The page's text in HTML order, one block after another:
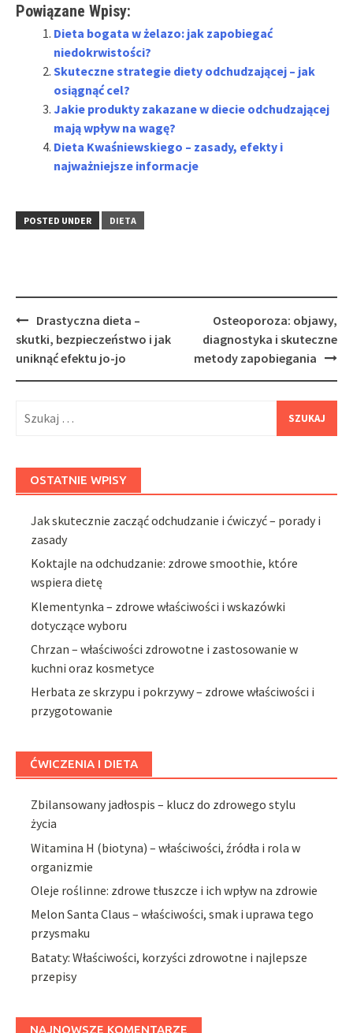
Powiązane Wpisy:
Dieta bogata w żelazo: jak zapobiegać
niedokrwistości?
Skuteczne strategie diety odchudzającej – jak
osiągnąć cel?
Jakie produkty zakazane w diecie odchudzającej
mają wpływ na wagę?
Dieta Kwaśniewskiego – zasady, efekty i
najważniejsze informacje
POSTED UNDER DIETA
Post
navigation
Drastyczna dieta –
skutki, bezpieczeństwo i jak
uniknąć efektu jo-jo
Osteoporoza: objawy,
diagnostyka i skuteczne
metody zapobiegania
OSTATNIE WPISY
Jak skutecznie zacząć odchudzanie i ćwiczyć – porady i
zasady
Koktajle na odchudzanie: zdrowe smoothie, które
wspiera dietę
Klementynka – zdrowe właściwości i wskazówki
dotyczące wyboru
Chrzan – właściwości zdrowotne i zastosowanie w
kuchni oraz kosmetyce
Herbata ze skrzypu i pokrzywy – zdrowe właściwości i
przygotowanie
ĆWICZENIA I DIETA
Zbilansowany jadłospis – klucz do zdrowego stylu
życia
Witamina H (biotyna) – właściwości, źródła i rola w
organizmie
Oleje roślinne: zdrowe tłuszcze i ich wpływ na zdrowie
Melon Santa Claus – właściwości, smak i uprawa tego
przysmaku
Bataty: Właściwości, korzyści zdrowotne i najlepsze
przepisy
NAJNOWSZE KOMENTARZE